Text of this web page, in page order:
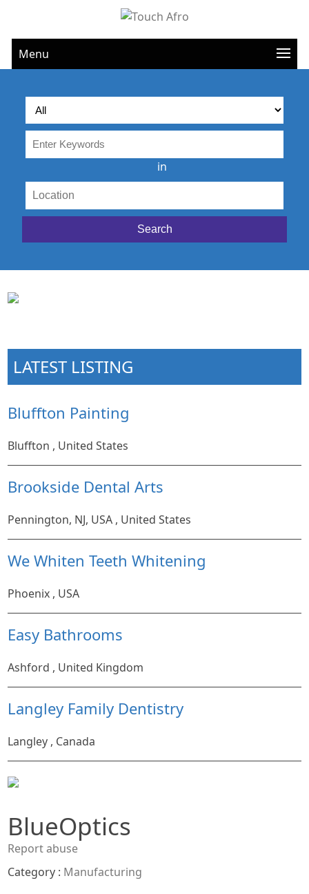
Menu
in
LATEST LISTING
Bluffton Painting
Bluffton , United States
Brookside Dental Arts
Pennington, NJ, USA , United States
We Whiten Teeth Whitening
Phoenix , USA
Easy Bathrooms
Ashford , United Kingdom
Langley Family Dentistry
Langley , Canada
BlueOptics
Report abuse
Category : Manufacturing